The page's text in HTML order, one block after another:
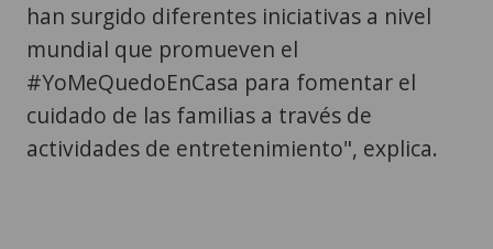
han surgido diferentes iniciativas a nivel
mundial que promueven el
#YoMeQuedoEnCasa para fomentar el
cuidado de las familias a través de
actividades de entretenimiento", explica.